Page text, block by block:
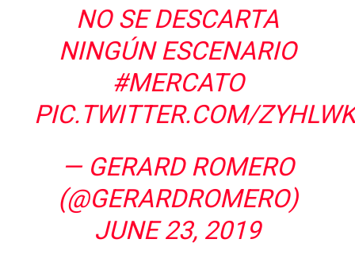
NO SE DESCARTA
NINGÚN ESCENARIO
#MERCATO
PIC.TWITTER.COM/
— GERARD ROMERO
(@GERARDROMERO)
JUNE 23, 2019